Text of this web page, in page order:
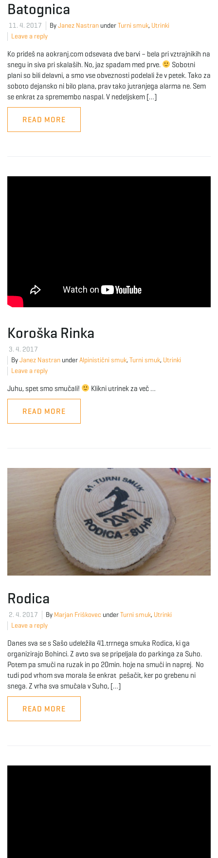
Batognica
11. 4. 2017 ByJanez Nastran underTurni smuk, Utrinki
Leave a reply
Ko prideš na aokranj.com odsevata dve barvi – bela pri vztrajnikih na
snegu in siva pri skalaših. No, jaz spadam med prve.
Sobotni
plani so bili delavni, a smo vse obveznosti podelali že v petek. Tako za
soboto dejansko ni bilo plana, prav tako jutranjega alarma ne. Sem
se enkrat za spremembo naspal. V nedeljskem […]
READ MORE
Koroška Rinka
3. 4. 2017
ByJanez Nastran underAlpinistični smuk, Turni smuk, Utrinki
Leave a reply
Juhu, spet smo smučali! Klikni utrinek za več …
READ MORE
Rodica
2. 4. 2017 By Marjan Friškovec underTurni smuk, Utrinki
Leave a reply
Danes sva se s Sašo udeležila 41.trrnega smuka Rodica, ki ga
organizirajo Bohinci. Z avto sva se pripeljala do parkinga za Suho.
Potem pa smuči na ruzak in po 20min. hoje na smuči in naprej. No
tudi pod vrhom sva morala še enkrat pešačit, ker po grebenu ni
snega. Z vrha sva smučala v Suho, […]
READ MORE